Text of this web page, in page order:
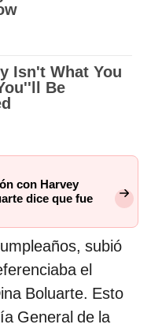
con Harvey
dice que fue
subió
el
Boluarte. Esto
General de la